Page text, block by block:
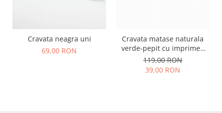
Cravata neagra uni
69,00 RON
Cravata matase naturala
verde-pepit cu imprimeu
paisley alb si albastru
119,00 RON
39,00 RON